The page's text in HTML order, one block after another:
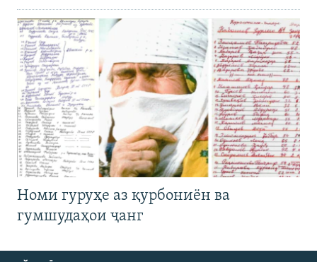
Номи гуруҳе аз қурбониён ва
гумшудаҳои ҷанг